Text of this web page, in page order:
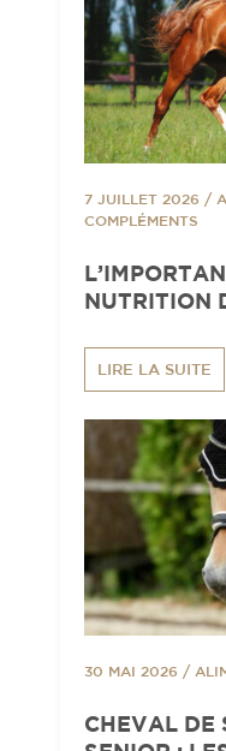
7 JUILLET 2026 /
COMPLÉMENTS
NUTRITION
LIRE LA SUITE
30 MAI 2026 /
CHEVAL DE